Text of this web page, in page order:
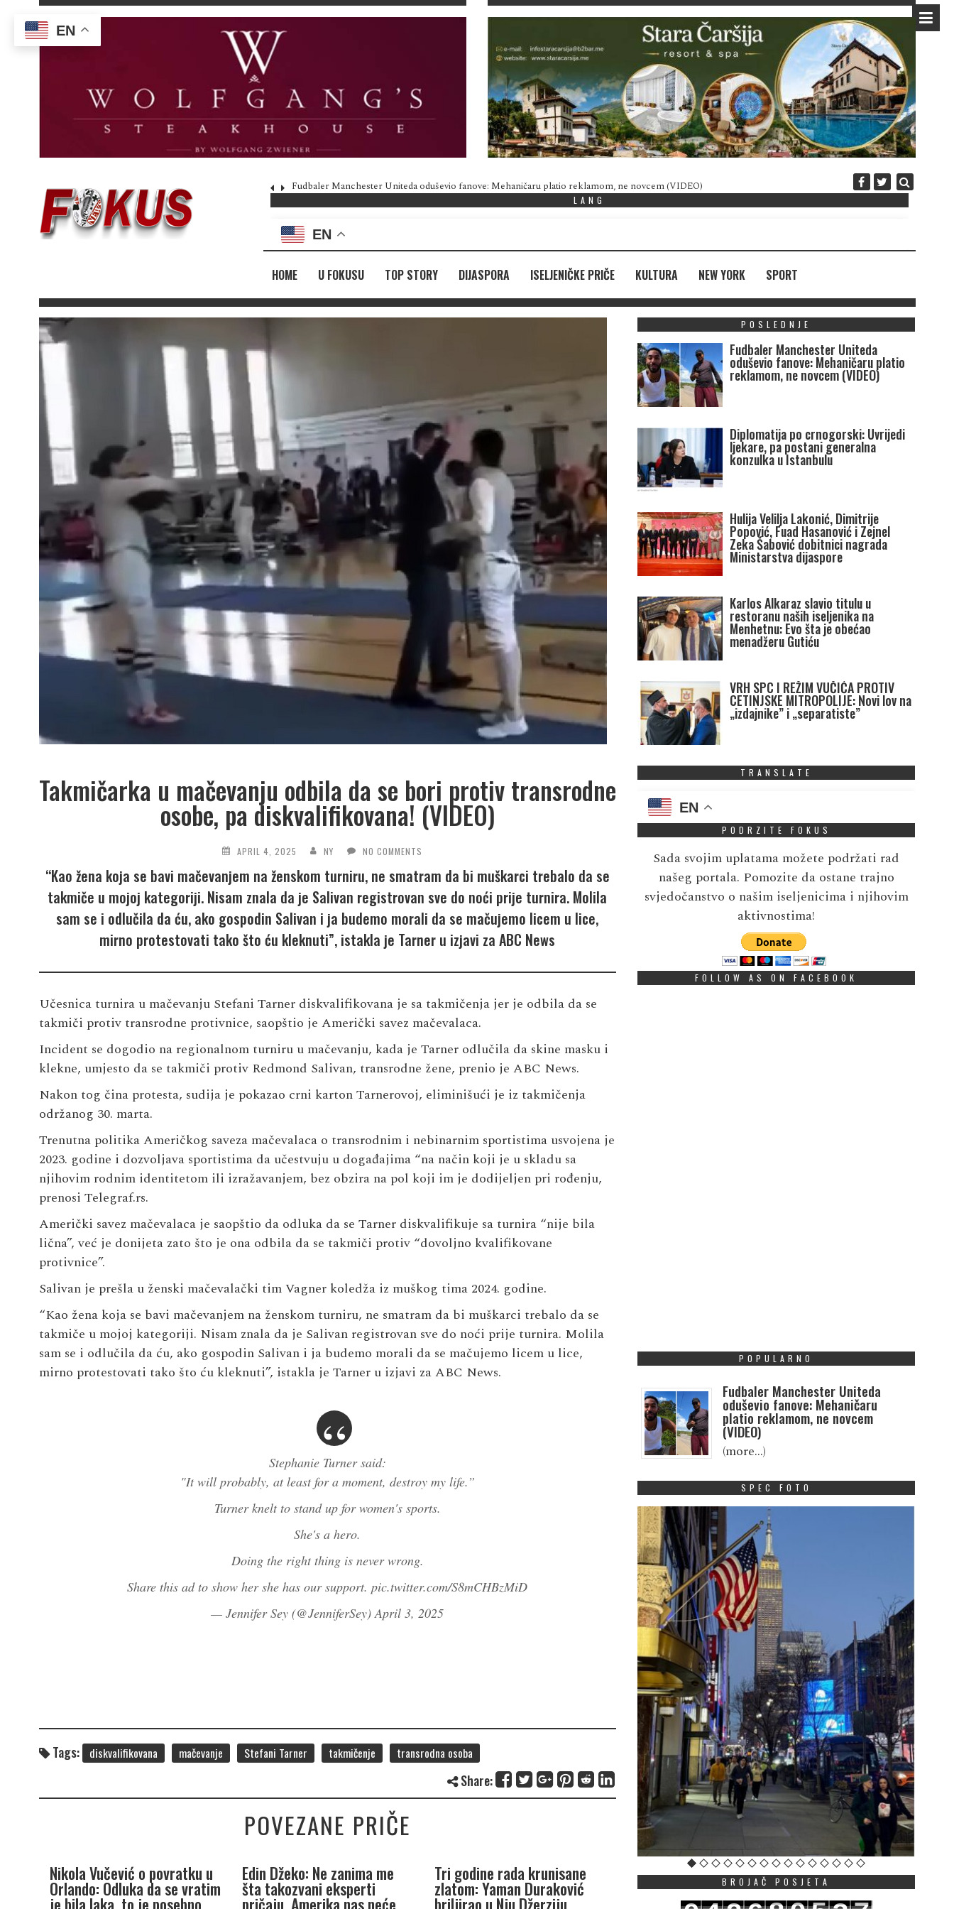
Fudbaler Manchester Uniteda oduševio fanove: Mehaničaru platio reklamom, ne novcem (VIDEO) Diplomatija po
LANG
EN
HOME U FOKUSU TOP STORY DIJASPORA ISELJENIČKE PRIČE KULTURA NEW YORK SPORT
Takmičarka u mačevanju odbila da se bori protiv transrodne
osobe, pa diskvalifikovana! (VIDEO)
APRIL 4, 2025 NY NO COMMENTS
“Kao žena koja se bavi mačevanjem na ženskom turniru, ne smatram da bi muškarci trebalo da se
takmiče u mojoj kategoriji. Nisam znala da je Salivan registrovan sve do noći prije turnira. Molila
sam se i odlučila da ću, ako gospodin Salivan i ja budemo morali da se mačujemo licem u lice,
mirno protestovati tako što ću kleknuti”, istakla je Tarner u izjavi za ABC News
Učesnica turnira u mačevanju Stefani Tarner diskvalifikovana je sa takmičenja jer je odbila da se
takmiči protiv transrodne protivnice, saopštio je Američki savez mačevalaca.
Incident se dogodio na regionalnom turniru u mačevanju, kada je Tarner odlučila da skine masku i
klekne, umjesto da se takmiči protiv Redmond Salivan, transrodne žene, prenio je ABC News.
Nakon tog čina protesta, sudija je pokazao crni karton Tarnerovoj, eliminišući je iz takmičenja
održanog 30. marta.
Trenutna politika Američkog saveza mačevalaca o transrodnim i nebinarnim sportistima usvojena je
2023. godine i dozvoljava sportistima da učestvuju u događajima “na način koji je u skladu sa
njihovim rodnim identitetom ili izražavanjem, bez obzira na pol koji im je dodijeljen pri rođenju,
prenosi Telegraf.rs.
Američki savez mačevalaca je saopštio da odluka da se Tarner diskvalifikuje sa turnira “nije bila
lična”, već je donijeta zato što je ona odbila da se takmiči protiv “dovoljno kvalifikovane
protivnice”.
Salivan je prešla u ženski mačevalački tim Vagner koledža iz muškog tima 2024. godine.
“Kao žena koja se bavi mačevanjem na ženskom turniru, ne smatram da bi muškarci trebalo da se
takmiče u mojoj kategoriji. Nisam znala da je Salivan registrovan sve do noći prije turnira. Molila
sam se i odlučila da ću, ako gospodin Salivan i ja budemo morali da se mačujemo licem u lice,
mirno protestovati tako što ću kleknuti”, istakla je Tarner u izjavi za ABC News.
Stephanie Turner said:
"It will probably, at least for a moment, destroy my life.”
Turner knelt to stand up for women's sports.
She's a hero.
Doing the right thing is never wrong.
Share this ad to show her she has our support.pic.twitter.com/S8mCHBzMiD
— Jennifer Sey (@JenniferSey)April 3, 2025
Tags: diskvalifikovana mačevanje Stefani Tarner takmičenje transrodna osoba
Share:
POVEZANE PRIČE
Nikola Vučević o povratku u
Orlando: Odluka da se vratim
je bila laka, to je posebno
Edin Džeko: Ne zanima me
šta takozvani eksperti
pričaju, Amerika nas neće
Tri godine rada krunisane
zlatom: Yaman Duraković
briljirao u Nju Džerziju
Oba sina postigla su gol za
protivničke timove, a otac
slavio oba pogotka:
Došao po šampionski
odlazi poslije nekoliko
mjeseci: Vučević
POSLEDNJE
Fudbaler Manchester Uniteda
oduševio fanove: Mehaničaru platio
reklamom, ne novcem (VIDEO)
Diplomatija po crnogorski: Uvrijedi
ljekare, pa postani generalna
konzulka u Istanbulu
Hulija Velilja Lakonić, Dimitrije
Popović, Fuad Hasanović i Zejnel
Zeka Šabović dobitnici nagrada
Ministarstva dijaspore
Karlos Alkaraz slavio titulu u
restoranu naših iseljenika na
Menhetnu: Evo šta je obećao
menadžeru Gutiću
VRH SPC I REŽIM VUČIĆA PROTIV
CETINJSKE MITROPOLIJE: Novi lov na
„izdajnike” i „separatiste”
TRANSLATE
EN
PODRZITE FOKUS
Sada svojim uplatama možete podržati rad
našeg portala. Pomozite da ostane trajno
svjedočanstvo o našim iseljenicima i njihovim
aktivnostima!
FOLLOW AS ON FACEBOOK
POPULARNO
Fudbaler Manchester Uniteda
oduševio fanove: Mehaničaru
platio reklamom, ne novcem
(VIDEO)
(more…)
SPEC FOTO
BROJAČ POSJETA
EN